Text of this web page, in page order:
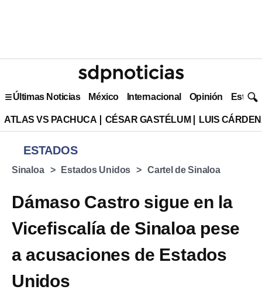
Últimas Noticias México Internacional Opinión Estilo
ATLAS VS PACHUCA CÉSAR GASTÉLUM LUIS
ESTADOS
Sinaloa Estados Unidos Cartel de Sinaloa
Dámaso Castro sigue en la
Vicefiscalía de Sinaloa pese
a acusaciones de Estados
Unidos